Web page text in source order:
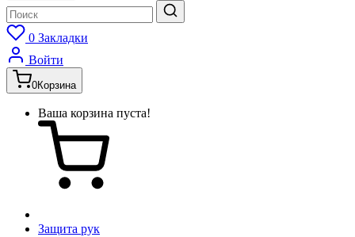
0 Закладки
Войти
0Корзина
Ваша корзина пуста!
Защита рук